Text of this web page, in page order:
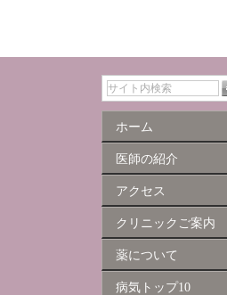
ホーム
医師の紹介
アクセス
クリニックご案内
薬について
病気トップ10